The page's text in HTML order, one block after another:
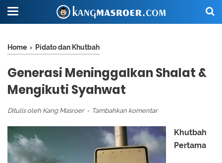
Home › Pidato dan Khutbah
Generasi Meninggalkan Shalat &
Mengikuti Syahwat
Ditulis oleh Kang Masroer Tambahkan komentar
Khutbah
Pertama